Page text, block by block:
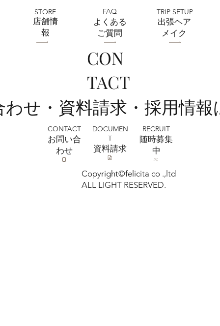
全店舗 ★ゴールデンウィークの営業に
Copyright©felicita co .,ltd
ALL LIGHT RESERVED.
CON
TACT
せ・資料請求・採用情
CONTACT
お問い合
わせ
DOCUMEN
T
​資料請求
RECRUIT
​随時募集
中
STORE
​店舗情
報
FAQ
よくある
ご質問
TRIP SETUP
出張ヘア
メイク